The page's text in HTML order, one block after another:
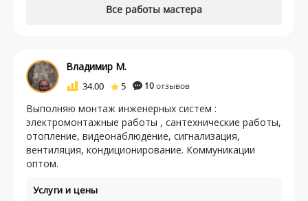
Все работы мастера
Владимир М.
34.00 5 10отзывов
Выполняю монтаж инженерных систем :
электромонтажные работы , сантехнические работы,
отопление, видеонаблюдение, сигнализация,
вентиляция, кондиционирование. Коммуникации
оптом.
Услуги и цены